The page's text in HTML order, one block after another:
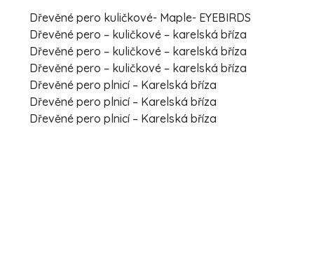
Dřevěné pero kuličkové- Maple- EYEBIRDS
Dřevěné pero – kuličkové – karelská bříza
Dřevěné pero – kuličkové – karelská bříza
Dřevěné pero – kuličkové – karelská bříza
Dřevěné pero plnicí – Karelská bříza
Dřevěné pero plnicí – Karelská bříza
Dřevěné pero plnicí – Karelská bříza